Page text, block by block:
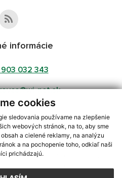
cookies
sledovania používame na zlepšenie
webových stránok, na to, aby sme
a cielené reklamy, na analýzu
a na pochopenie toho, odkiaľ naši
prichádzajú.
informácie
903 032 343
net.sk
informácií s využitím RSS
2,Mapa stránok,web portál
,domény,registrácia domény